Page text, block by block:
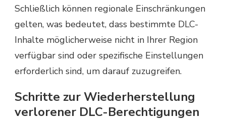
Schließlich können regionale Einschränkungen
gelten, was bedeutet, dass bestimmte DLC-
Inhalte möglicherweise nicht in Ihrer Region
verfügbar sind oder spezifische Einstellungen
erforderlich sind, um darauf zuzugreifen.
Schritte zur Wiederherstellung
verlorener DLC-Berechtigungen